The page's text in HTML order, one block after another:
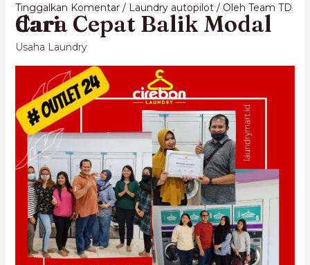
Tinggalkan Komentar / Laundry autopilot/ Oleh Team TD
Cara Cepat Balik Modal dari
Usaha Laundry